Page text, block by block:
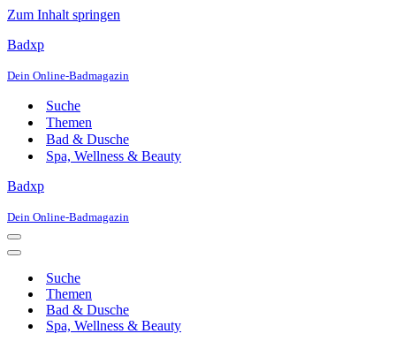
Zum Inhalt springen
Badxp
Dein Online-Badmagazin
Suche
Themen
Bad & Dusche
Spa, Wellness & Beauty
Badxp
Dein Online-Badmagazin
Navigationsmenü
Navigationsmenü
Suche
Themen
Bad & Dusche
Spa, Wellness & Beauty